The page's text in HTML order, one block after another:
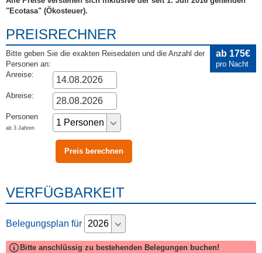
"Ecotasa" (Ökosteuer).
ab 175€
pro Nacht
PREISRECHNER
Bitte geben Sie die exakten Reisedaten und die Anzahl der
Personen an:
Anreise:
Abreise:
Personen
ab 3 Jahren
VERFÜGBARKEIT
Belegungsplan für
Bitte anschlüssig zu bestehenden Belegungen buchen!